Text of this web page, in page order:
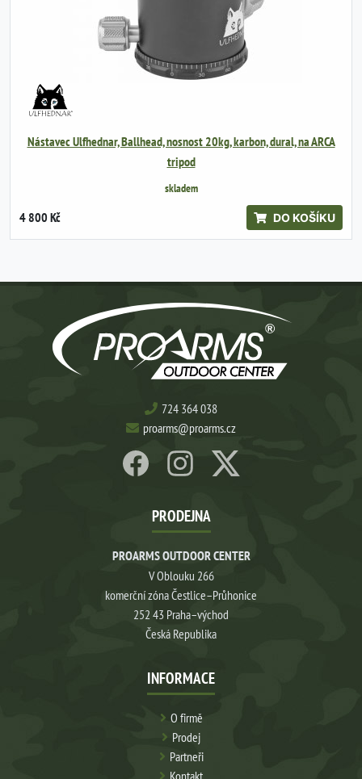
Nástavec Ulfhednar, Ballhead, nosnost 20kg, karbon, dural, na ARCA
tripod
skladem
4 800 Kč DO KOŠÍKU
724 364 038
proarms@proarms.cz
PRODEJNA
PROARMS OUTDOOR CENTER
V Oblouku 266
komerční zóna Čestlice–Průhonice
252 43 Praha–východ
Česká Republika
INFORMACE
O firmě
Prodej
Partneři
Kontakt